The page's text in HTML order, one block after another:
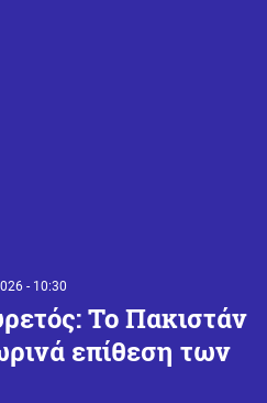
- 10:30
Το Πακιστάν
επίθεση των